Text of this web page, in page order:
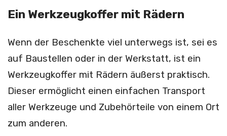
Ein Werkzeugkoffer mit Rädern
Wenn der Beschenkte viel unterwegs ist, sei es
auf Baustellen oder in der Werkstatt, ist ein
Werkzeugkoffer mit Rädern äußerst praktisch.
Dieser ermöglicht einen einfachen Transport
aller Werkzeuge und Zubehörteile von einem Ort
zum anderen.